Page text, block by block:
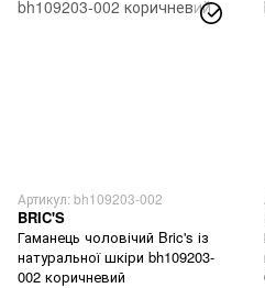
Артикул: bh109203-002
BRIC'S
Гаманець чоловічий Bric's із
натуральної шкіри bh109203-
002 коричневий